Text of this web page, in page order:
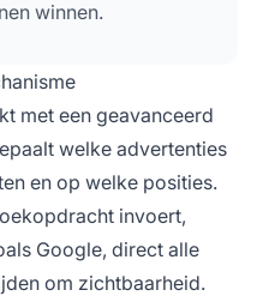
winnen.
met een geavanceerd
welke advertenties
en op welke posities.
invoert,
Google, direct alle
om zichtbaarheid.